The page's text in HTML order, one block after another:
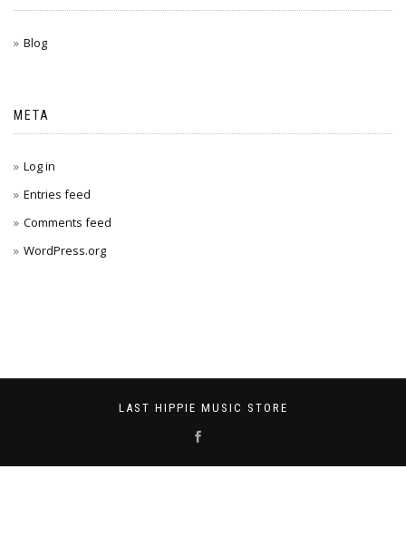
Blog
META
Log in
Entries feed
Comments feed
WordPress.org
LAST HIPPIE MUSIC STORE